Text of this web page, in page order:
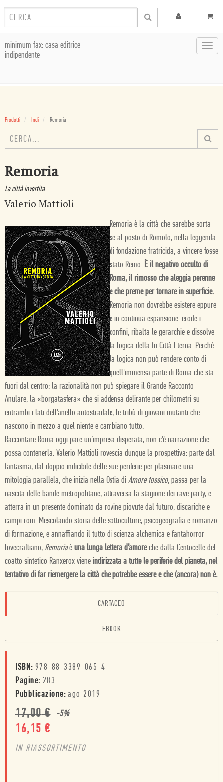
minimum fax: casa editrice
indipendente
Prodotti Indi Remoria
Remoria
La città invertita
Valerio Mattioli
Remoria è la città che sarebbe sorta
se al posto di Romolo, nella leggenda
di fondazione fratricida, a vincere fosse
stato Remo. È il negativo occulto di
Roma, il rimosso che aleggia perenne
e che preme per tornare in superficie.
Remoria non dovrebbe esistere eppure
è in continua espansione: erode i
confini, ribalta le gerarchie e dissolve
la logica della fu Città Eterna. Perché
la logica non può rendere conto di
quell'immensa parte di Roma che sta
fuori dal centro: la razionalità non può spiegare il Grande Racconto
Anulare, la «borgatasfera» che si addensa delirante per chilometri su
entrambi i lati dell’anello autostradale, le tribù di giovani mutanti che
nascono in mezzo a quel niente e cambiano tutto.
Raccontare Roma oggi pare un’impresa disperata, non c’è narrazione che
possa contenerla. Valerio Mattioli rovescia dunque la prospettiva: parte dal
fantasma, dal doppio indicibile delle sue periferie per plasmare una
mitologia parallela, che inizia nella Ostia di Amore tossico, passa per la
nascita delle bande metropolitane, attraversa la stagione dei rave party, e
atterra in un presente dominato da rovine piovute dal futuro, discariche e
campi rom. Mescolando storia delle sottoculture, psicogeografia e romanzo
di formazione, e annaffiando il tutto di scienza alchemica e fantahorror
lovecraftiano, Remoriaè una lunga lettera d’amoreche dalla Centocelle del
coatto sintetico Ranxerox viene indirizzata a tutte le periferie del pianeta, nel
tentativo di far riemergere la città che potrebbe essere e che (ancora) non è.
CARTACEO
EBOOK
ISBN: 978-88-3389-065-4
Pagine: 283
Pubblicazione: ago 2019
17,00€ -5%
16,15 €
IN RIASSORTIMENTO